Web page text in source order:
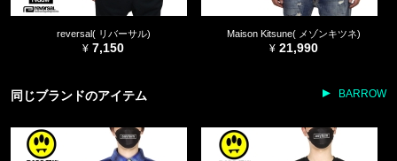
reversal( リバーサル)
7,150
Maison Kitsune( メゾンキツネ)
21,990
同じブランドのアイテム BARROW